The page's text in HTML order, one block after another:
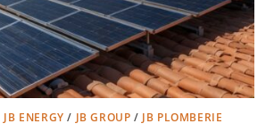
JB ENERGY / JB GROUP / JB PLOMBERIE